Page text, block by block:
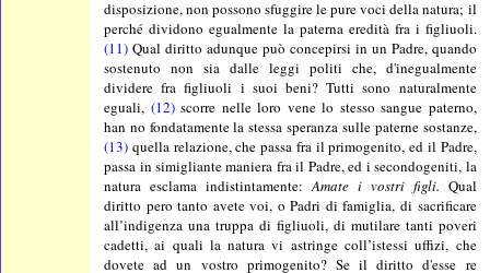
disposizione, non possono sfuggire le pure voci della natura; il
perché dividono egualmente la paterna eredità fra i figliuoli.
(11) Qual diritto adunque può concepirsi in un Padre, quando
sostenuto non sia dalle leggi politi che, d'inegualmente
dividere fra figliuoli i suoi beni? Tutti sono naturalmente
eguali, (12)scorre nelle loro vene lo stesso sangue paterno,
han no fondatamente la stessa speranza sulle paterne sostanze,
(13) quella relazione, che passa fra il primogenito, ed il Padre,
passa in simigliante maniera fra il Padre, ed i secondogeniti, la
natura esclama indistintamente:Amate i vostri figli. Qual
diritto pero tanto avete voi, o Padri di famiglia, di sacrificare
all’indigenza una truppa di figliuoli, di mutilare tanti poveri
cadetti, ai quali la natura vi astringe coll’istessi uffizi, che
dovete ad un vostro primogenito? Se il diritto d'esse re